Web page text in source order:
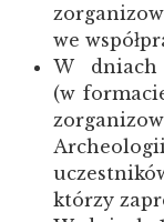
we
W dniach
(w
którzy